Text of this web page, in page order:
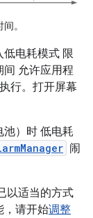
。
电耗模式 限
允许应用程
行。打开屏幕
）时 低电耗
闹
以适当的方式
，请开始调整